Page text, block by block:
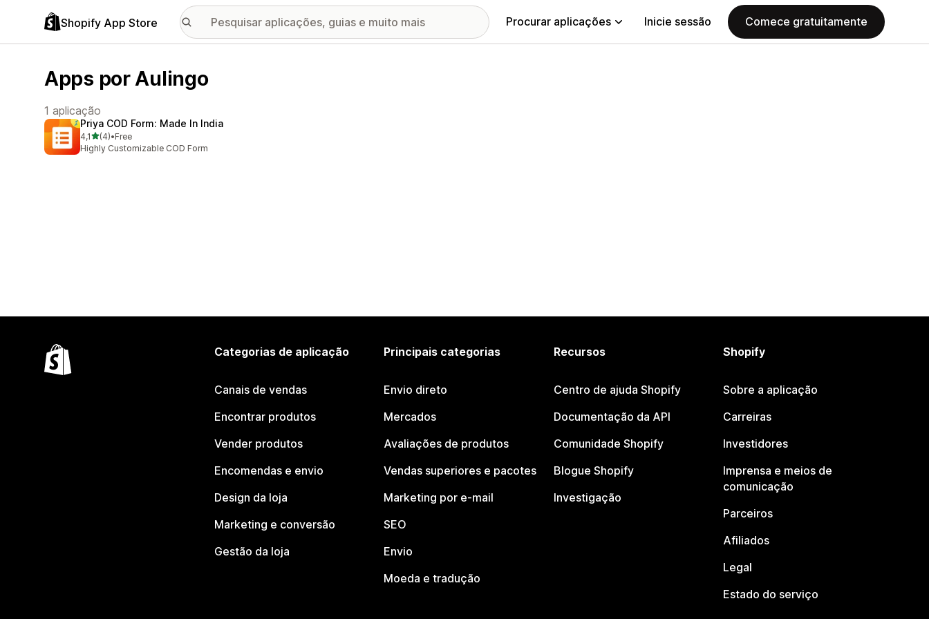
Shopify App Store Procurar aplicações Inicie sessão Comece gratuitamente
Apps por Aulingo
1 aplicação
Priya COD Form: Made In India
4,1de 5 estrelas
(4)
4 total de avaliações
•Free
Highly Customizable COD Form
Categorias de aplicação
Canais de vendas
Encontrar produtos
Vender produtos
Encomendas e envio
Design da loja
Marketing e conversão
Gestão da loja
Principais categorias
Envio direto
Mercados
Avaliações de produtos
Vendas superiores e pacotes
Marketing por e-mail
SEO
Envio
Moeda e tradução
Recursos
Centro de ajuda Shopify
Documentação da API
Comunidade Shopify
Blogue Shopify
Investigação
Shopify
Sobre a aplicação
Carreiras
Investidores
Imprensa e meios de
comunicação
Parceiros
Afiliados
Legal
Estado do serviço